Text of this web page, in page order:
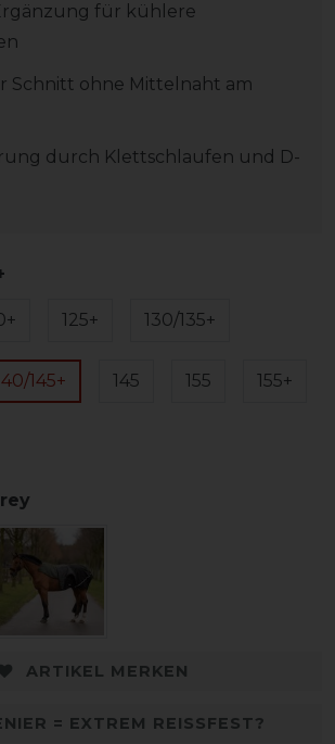
für kühlere
Schnitt ohne Mittelnaht am
durch Klettschlaufen und D-
125+ 130/135+
145+ 145 155 155+
ARTIKEL MERKEN
= EXTREM REISSFEST?